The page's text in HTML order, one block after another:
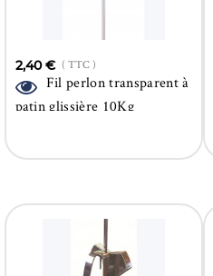
2,40 € ( TTC )
Fil perlon transparent à
patin glissière 10Kg